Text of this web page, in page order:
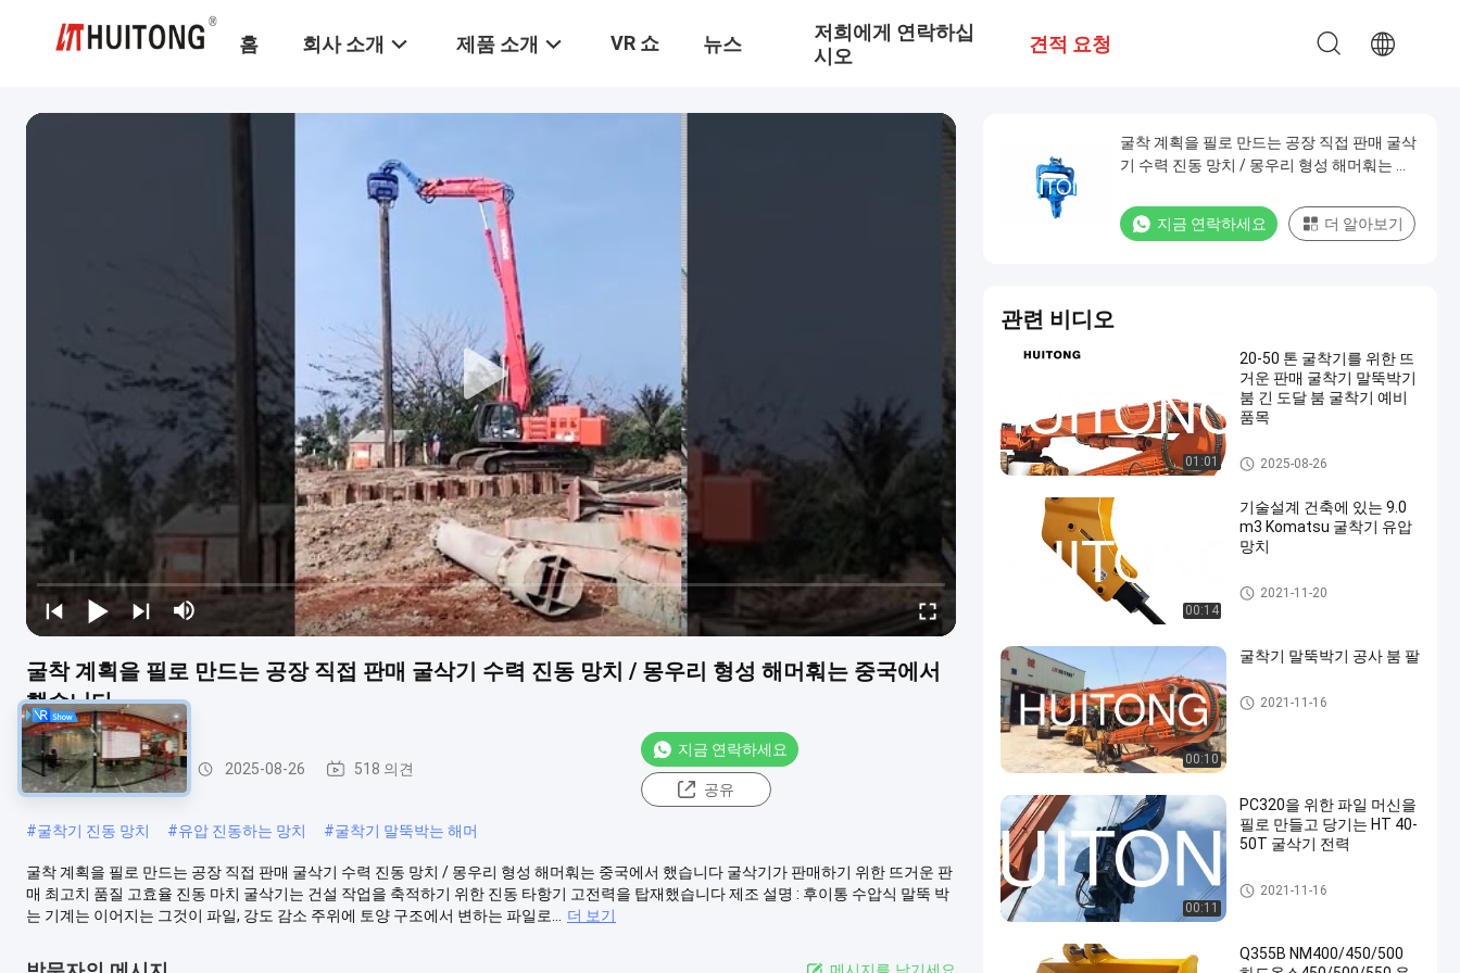
홈 회사 소개 제품 소개 VR 쇼 뉴스
저희에게 연락하십
시오
견적 요청
굴착 계획을 필로 만드는 공장 직접 판매 굴삭기 수력 진동 망치 / 몽우리 형성 해머훠는 중국에서
했습니다
유압 말뚝박는 해머 2025-08-26 518 의견
지금 연락하세요
공유
#굴착기 진동 망치 #유압 진동하는 망치 #굴착기 말뚝박는 해머
굴착 계획을 필로 만드는 공장 직접 판매 굴삭기 수력 진동 망치 / 몽우리 형성 해머훠는 중국에서 했습니다 굴삭기가 판매하기 위한 뜨거운 판
매 최고치 품질 고효율 진동 마치 굴삭기는 건설 작업을 축적하기 위한 진동 타항기 고전력을 탑재했습니다 제조 설명 : 후이통 수압식 말뚝 박
는 기계는 이어지는 그것이 파일, 강도 감소 주위에 토양 구조에서 변하는 파일로...
더 보기
메시지를 남기세요
굴착 계획을 필로 만드는 공장 직접 판매 굴삭
기 수력 진동 망치 / 몽우리 형성 해머훠는 중
지금 연락하세요 더 알아보기
관련 비디오
01:01
20-50 톤 굴착기를 위한 뜨
거운 판매 굴착기 말뚝박기
붐 긴 도달 붐 굴착기 예비
품목
굴착기 붐 팔
2025-08-26
00:14
기술설계 건축에 있는 9.0
m3 Komatsu 굴착기 유압
망치
굴삭기 유압 해머
2021-11-20
00:10
굴착기 말뚝박기 공사 붐 팔
굴착기 붐 팔
2021-11-16
00:11
PC320을 위한 파일 머신을
필로 만들고 당기는 HT 40-
50T 굴삭기 전력
유압 말뚝박는 해머
2021-11-16
Q355B NM400/450/500